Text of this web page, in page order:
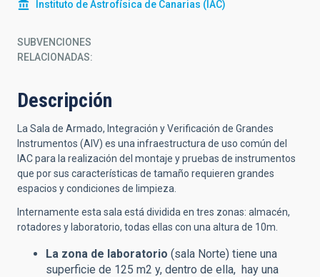
Instituto de Astrofísica de Canarias (IAC)
SUBVENCIONES
RELACIONADAS:
Descripción
La Sala de Armado, Integración y Verificación de Grandes
Instrumentos (AIV) es una infraestructura de uso común del
IAC para la realización del montaje y pruebas de instrumentos
que por sus características de tamaño requieren grandes
espacios y condiciones de limpieza.
Internamente esta sala está dividida en tres zonas: almacén,
rotadores y laboratorio, todas ellas con una altura de 10m.
La zona de laboratorio (sala Norte) tiene una
superficie de 125 m2 y, dentro de ella, hay una